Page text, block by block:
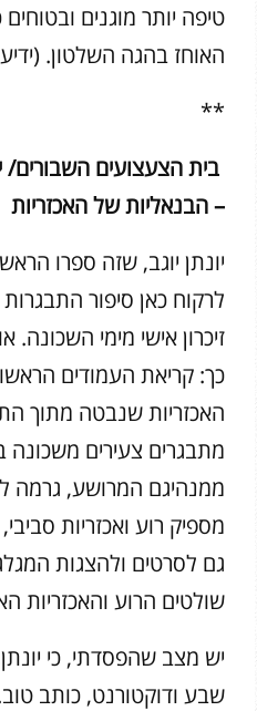
טיפה יותר מוגנים
האוחז בהגה השלטון.
**
בית הצעצועים השבורים/
– הבנאליות של
יונתן יוגב, שזה ספרו
לרקוח כאן סיפור
זיכרון אישי מימי השכונה.
כך: קריאת העמודים
האכזריות שנבטה מתוך
מתבגרים צעירים משכונה
ממנהיגם המרושע, גרמה
מספיק רוע ואכזריות
גם לסרטים ולהצגות
שולטים הרוע והאכזריות
יש מצב שהפסדתי, כי
שבע ודוקטורנט, כותב